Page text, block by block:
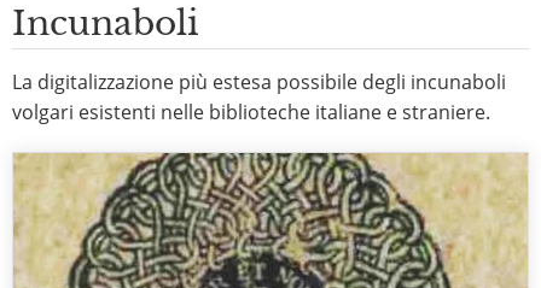
Incunaboli
La digitalizzazione più estesa possibile degli incunaboli
volgari esistenti nelle biblioteche italiane e straniere.